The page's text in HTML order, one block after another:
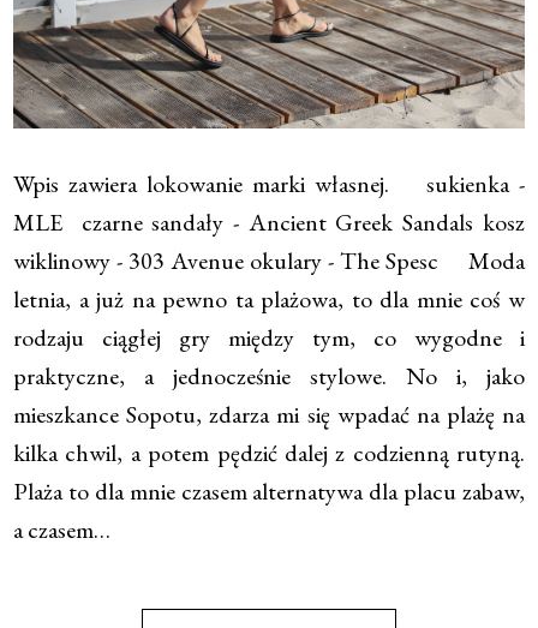
Wpis zawiera lokowanie marki własnej. sukienka -
MLE czarne sandały - Ancient Greek Sandals kosz
wiklinowy - 303 Avenue okulary - The Spesc Moda
letnia, a już na pewno ta plażowa, to dla mnie coś w
rodzaju ciągłej gry między tym, co wygodne i
praktyczne, a jednocześnie stylowe. No i, jako
mieszkance Sopotu, zdarza mi się wpadać na plażę na
kilka chwil, a potem pędzić dalej z codzienną rutyną.
Plaża to dla mnie czasem alternatywa dla placu zabaw,
a czasem…